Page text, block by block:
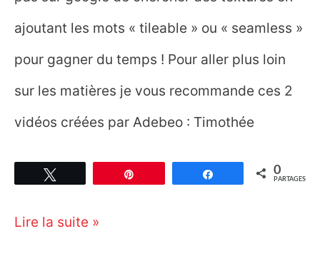
ajoutant les mots « tileable » ou « seamless »
pour gagner du temps ! Pour aller plus loin
sur les matières je vous recommande ces 2
vidéos créées par Adebeo : Timothée
Partagez 0
PARTAGES
Comment
Lire la suite »